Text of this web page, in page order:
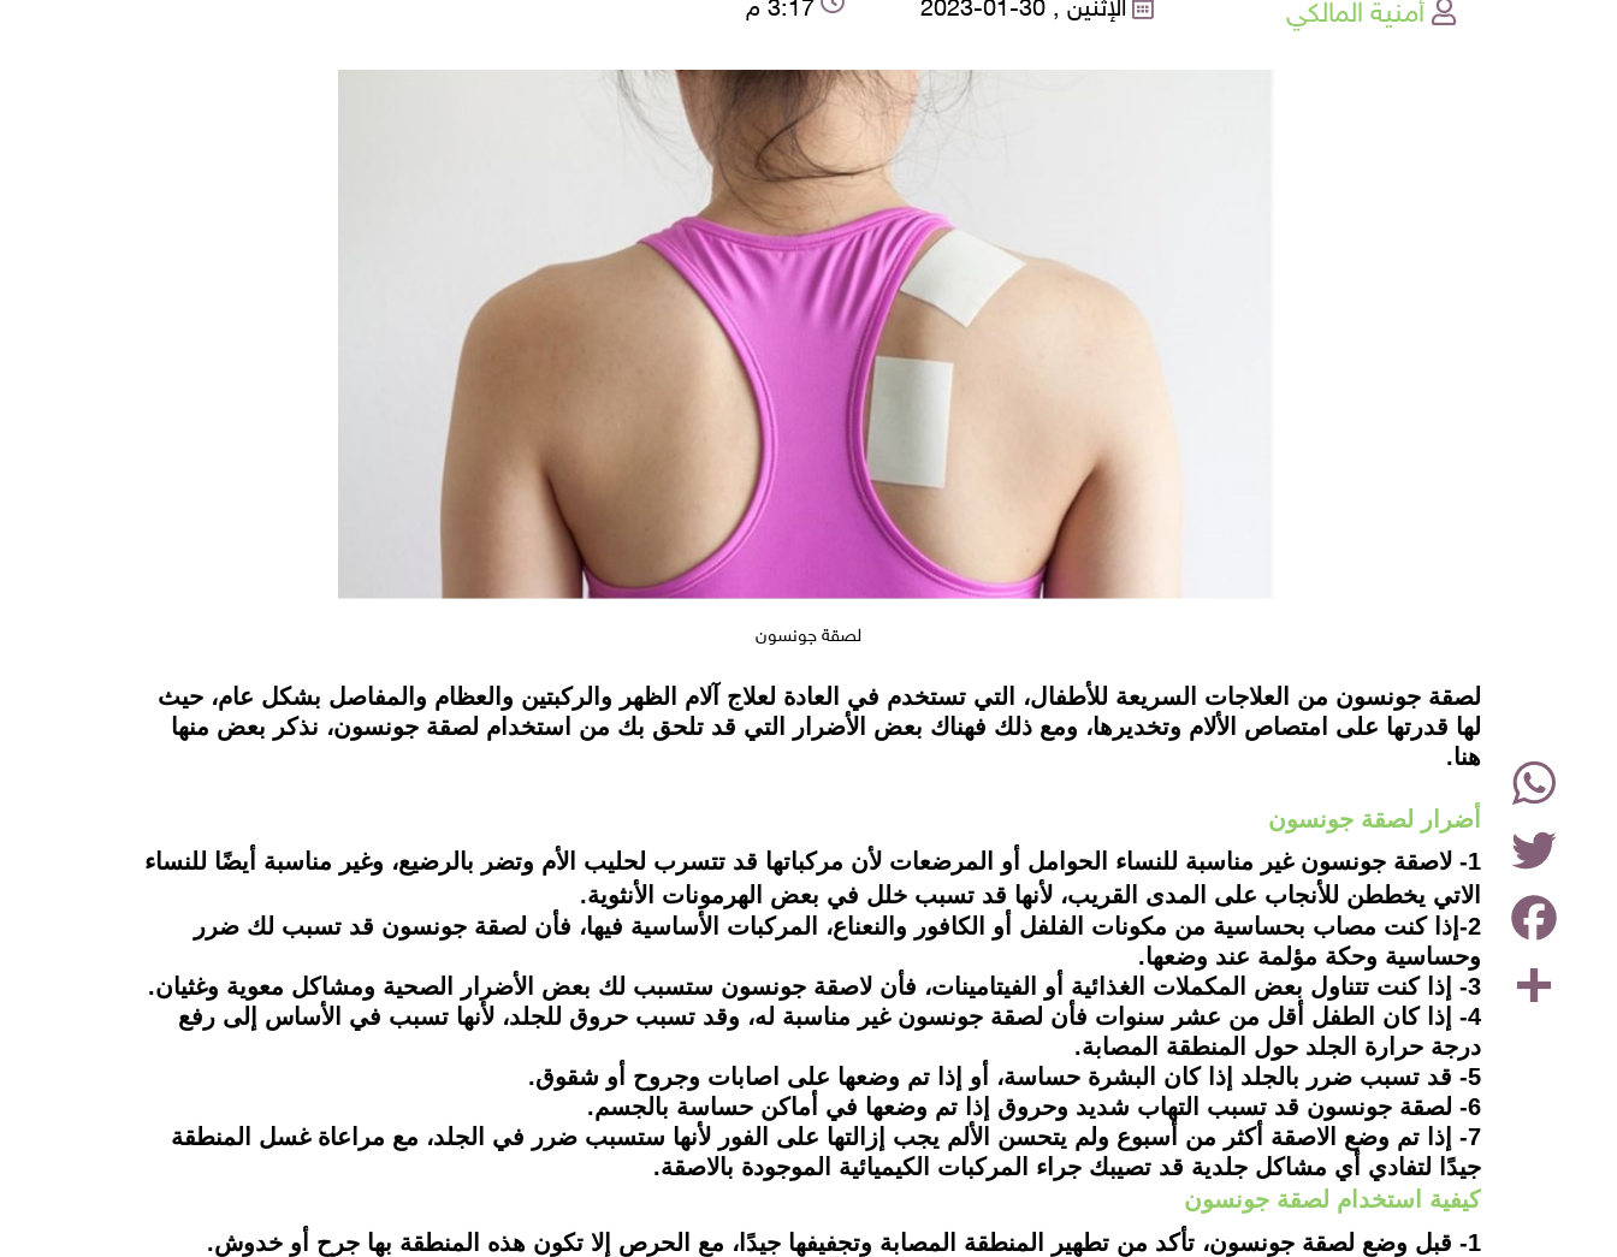
لصقة جونسون
Share
Facebook
Twitter
WhatsApp
instagramلصقة جونسون من العلاجات السريعة للأطفال، التي تستخدم في العادة لعلاج آلام الظهر والركبتين والعظام والمفاصل بشكل عام، حيث
لها قدرتها على امتصاص الألام وتخديرها، ومع ذلك فهناك بعض الأضرار التي قد تلحق بك من استخدام لصقة جونسون، نذكر بعض منها
هنا.
أضرار لصقة جونسون
1- لاصقة جونسون غير مناسبة للنساء الحوامل أو المرضعات لأن مركباتها قد تتسرب لحليب الأم وتضر بالرضيع، وغير مناسبة أيضًا للنساء
الاتي يخططن للأنجاب على المدى القريب، لأنها قد تسبب خلل في بعض الهرمونات الأنثوية.
2-إذا كنت مصاب بحساسية من مكونات الفلفل أو الكافور والنعناع، المركبات الأساسية فيها، فأن لصقة جونسون قد تسبب لك ضرر
وحساسية وحكة مؤلمة عند وضعها.
3- إذا كنت تتناول بعض المكملات الغذائية أو الفيتامينات، فأن لاصقة جونسون ستسبب لك بعض الأضرار الصحية ومشاكل معوية وغثيان.
4- إذا كان الطفل أقل من عشر سنوات فأن لصقة جونسون غير مناسبة له، وقد تسبب حروق للجلد، لأنها تسبب في الأساس إلى رفع
درجة حرارة الجلد حول المنطقة المصابة.
5- قد تسبب ضرر بالجلد إذا كان البشرة حساسة، أو إذا تم وضعها على اصابات وجروح أو شقوق.
6- لصقة جونسون قد تسبب التهاب شديد وحروق إذا تم وضعها في أماكن حساسة بالجسم.
7- إذا تم وضع الاصقة أكثر من أسبوع ولم يتحسن الألم يجب إزالتها على الفور لأنها ستسبب ضرر في الجلد، مع مراعاة غسل المنطقة
جيدًا لتفادي أي مشاكل جلدية قد تصيبك جراء المركبات الكيميائية الموجودة بالاصقة.
كيفية استخدام لصقة جونسون
1- قبل وضع لصقة جونسون، تأكد من تطهير المنطقة المصابة وتجفيفها جيدًا، مع الحرص إلا تكون هذه المنطقة بها جرح أو خدوش.